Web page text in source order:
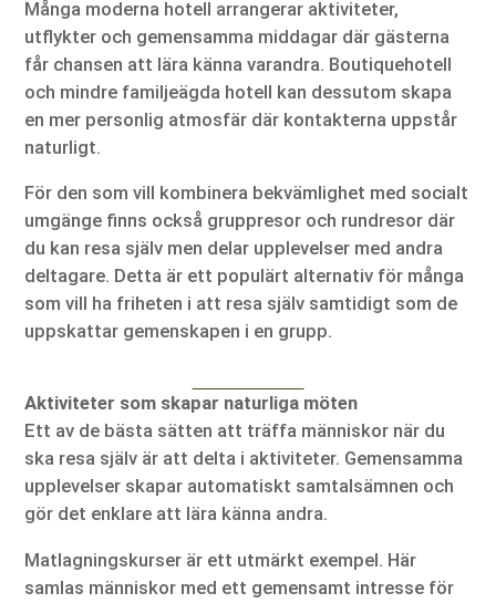
Många moderna hotell arrangerar aktiviteter,
utflykter och gemensamma middagar där gästerna
får chansen att lära känna varandra. Boutiquehotell
och mindre familjeägda hotell kan dessutom skapa
en mer personlig atmosfär där kontakterna uppstår
naturligt.
För den som vill kombinera bekvämlighet med socialt
umgänge finns också gruppresor och rundresor där
du kan resa själv men delar upplevelser med andra
deltagare. Detta är ett populärt alternativ för många
som vill ha friheten i att resa själv samtidigt som de
uppskattar gemenskapen i en grupp.
Aktiviteter som skapar naturliga möten
Ett av de bästa sätten att träffa människor när du
ska resa själv är att delta i aktiviteter. Gemensamma
upplevelser skapar automatiskt samtalsämnen och
gör det enklare att lära känna andra.
Matlagningskurser är ett utmärkt exempel. Här
samlas människor med ett gemensamt intresse för